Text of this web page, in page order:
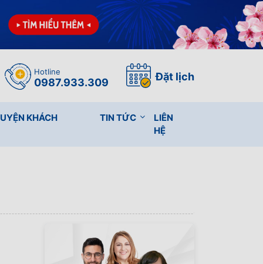
Hotline
0987.933.309 Đặt lịch
KHÁCH
TIN TỨC
LIÊN
HỆ